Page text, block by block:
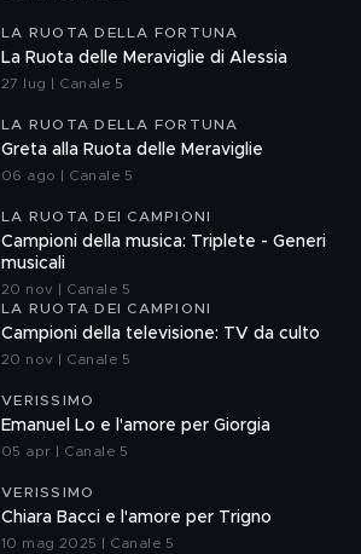
LA RUOTA DELLA FORTUNA
La Ruota delle Meraviglie di Alessia
27 lug | Canale 5
LA RUOTA DELLA FORTUNA
Greta alla Ruota delle Meraviglie
06 ago | Canale 5
LA RUOTA DEI CAMPIONI
Campioni della musica: Triplete - Generi
musicali
20 nov | Canale 5
LA RUOTA DEI CAMPIONI
Campioni della televisione: TV da culto
20 nov | Canale 5
VERISSIMO
Emanuel Lo e l'amore per Giorgia
05 apr | Canale 5
VERISSIMO
Chiara Bacci e l'amore per Trigno
10 mag 2025 | Canale 5